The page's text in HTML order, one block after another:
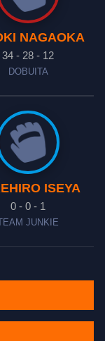
NAGAOKA
34 - 28 - 12
DOBUITA
ISEYA
0 - 0 - 1
TEAM JUNKIE